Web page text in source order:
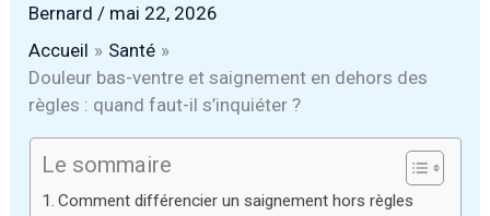
Bernard/ mai 22, 2026
Accueil
Santé
Douleur bas-ventre et saignement en dehors des
règles : quand faut-il s’inquiéter ?
Le sommaire
Comment différencier un saignement hors règles